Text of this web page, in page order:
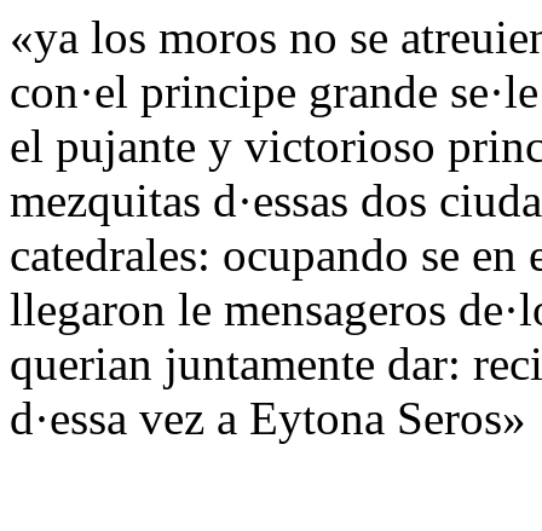
«ya los moros no se
con·el principe grande
el pujante y victorioso
mezquitas d·essas dos
catedrales: ocupando se
llegaron le mensageros
querian juntamente dar:
d·essa vez a Eytona Seros»